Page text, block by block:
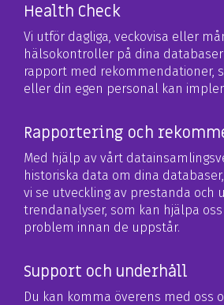
Health Check
Vi utför dagliga, veckovisa eller
hälsokontroller på dina databaser
rapport med rekommendationer,
eller din egen personal kan
Rapportering och
Med hjälp av vårt
historiska data om dina
vi se utveckling av prestanda och
trendanalyser, som kan hjälpa
problem innan de uppstår.
Support och underhåll
Du kan komma överens med oss